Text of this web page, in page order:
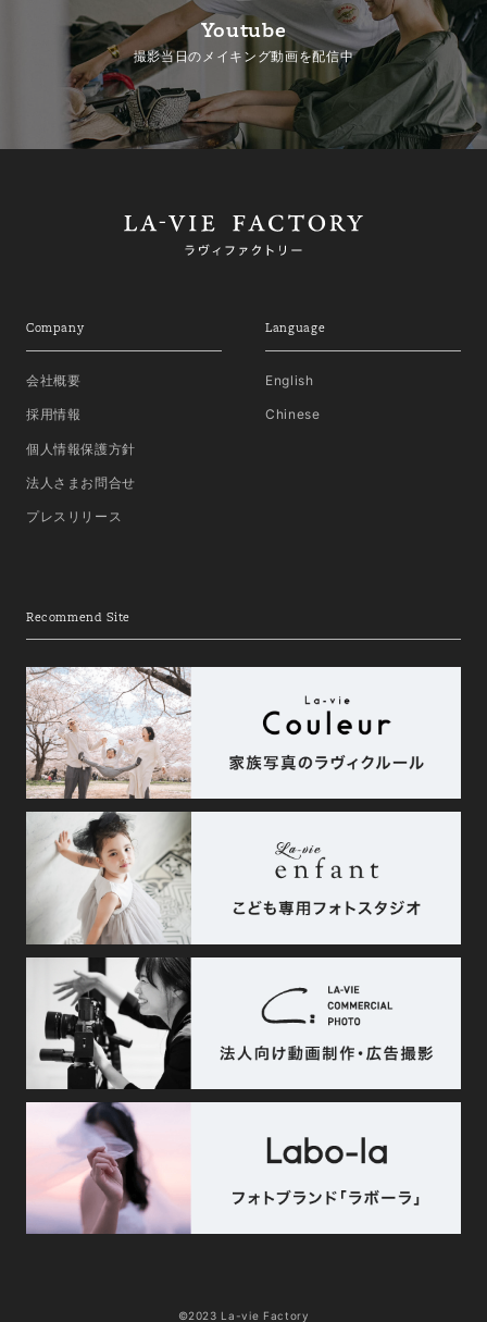
Youtube
撮影当日のメイキング動画を配信中
Company
会社概要
採用情報
個人情報保護方針
法人さまお問合せ
プレスリリース
Language
English
Chinese
Recommend Site
©2023 La-vie Factory